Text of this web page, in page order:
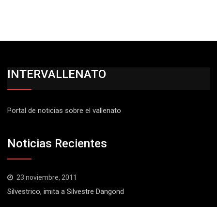
INTERVALLENATO
Portal de noticias sobre el vallenato
Noticias Recientes
23 noviembre, 2011
Silvestrico, imita a Silvestre Dangond